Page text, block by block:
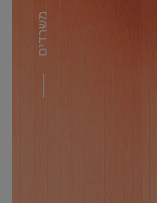
משרדים